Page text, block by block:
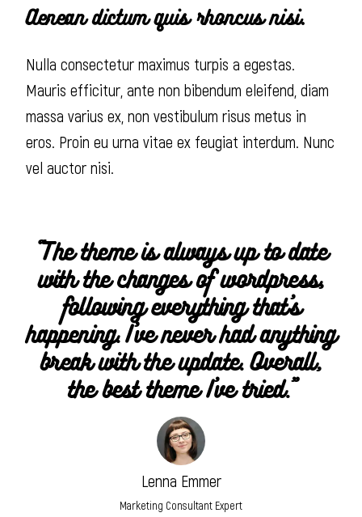
Aenean dictum quis rhoncus nisi.
Nulla consectetur maximus turpis a egestas.
Mauris efficitur, ante non bibendum eleifend, diam
massa varius ex, non vestibulum risus metus in
eros. Proin eu urna vitae ex feugiat interdum. Nunc
vel auctor nisi.
“The theme is always up to date
with the changes of wordpress,
following everything that’s
happening. I’ve never had anything
break with the update. Overall,
the best theme I’ve tried.”
Lenna Emmer
Marketing Consultant Expert